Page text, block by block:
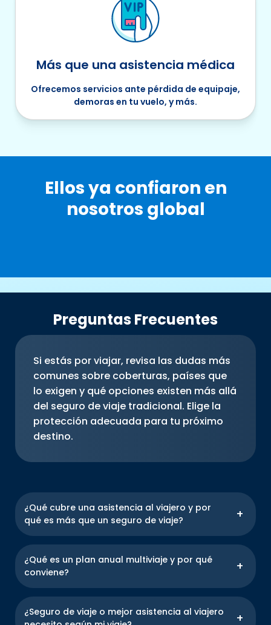
Más que una asistencia médica
Ofrecemos servicios ante pérdida de equipaje,
demoras en tu vuelo, y más.
Ellos ya confiaron en
nosotros global
Preguntas Frecuentes
Si estás por viajar, revisa las dudas más
comunes sobre coberturas, países que
lo exigen y qué opciones existen más allá
del seguro de viaje tradicional. Elige la
protección adecuada para tu próximo
destino.
¿Qué cubre una asistencia al viajero y por
qué es más que un seguro de viaje?
Una asistencia al viajero ofrece atención médica
inmediata, sin necesidad de pagar ni hacer
reembolsos. Incluye emergencias, hospitalizaciones,
de vuelos. A diferencia de un seguro de viaje
tradicional, tienes acompañamiento en tiempo real.
¿Qué es un plan anual multiviaje y por qué
conviene?
Es una solución ideal para quienes viajan varias
veces al año. Con una sola contratación, accedes a
cobertura para todos tus viajes durante 12 meses.
¿Seguro de viaje o mejor asistencia al viajero